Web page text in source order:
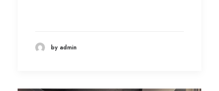
by admin